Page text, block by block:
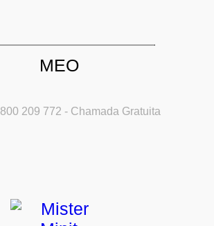
MEO
800 209 772 - Chamada Gratuita